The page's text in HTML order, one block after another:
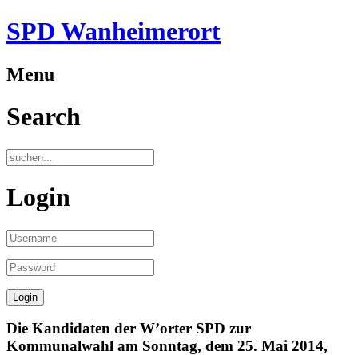
SPD Wanheimerort
Menu
Search
Login
Die Kandidaten der W’orter SPD zur
Kommunalwahl am Sonntag, dem 25. Mai 2014,